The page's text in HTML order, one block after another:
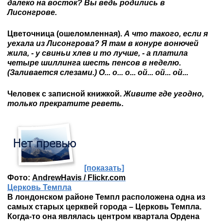
далеко на восток? Вы ведь родились в
Лисонгрове.
Цветочница (ошеломленная). А что такого, если я
уехала из Лисонгрова? Я там в конуре вонючей
жила, - у свиньи хлев и то лучше, - а платила
четыре шиллинга шесть пенсов в неделю.
(Заливается слезами.) О... о... о... ой... ой... ой...
Человек с записной книжкой. Живите где угодно,
только прекратите реветь.
[показать]
Фото: AndrewHavis / Flickr.com
Церковь Темпла
В лондонском районе Темпл расположена одна из
самых старых церквей города – Церковь Темпла.
Когда-то она являлась центром квартала Ордена